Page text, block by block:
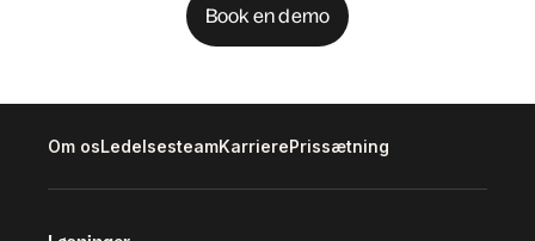
Book en demo
Om osLedelsesteamKarrierePrissætning